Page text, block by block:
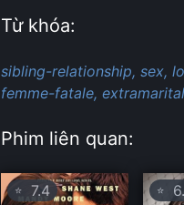
Từ khóa:
sibling-relationship, sex,
femme-fatale,
Phim liên quan:
⭐ 7.4 ⭐